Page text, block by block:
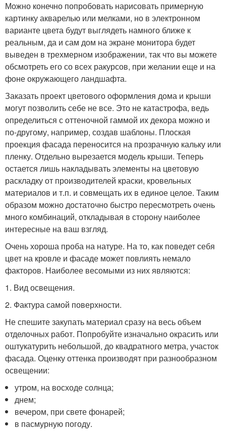
Можно конечно попробовать нарисовать примерную
картинку акварелью или мелками, но в электронном
варианте цвета будут выглядеть намного ближе к
реальным, да и сам дом на экране монитора будет
выведен в трехмерном изображении, так что вы можете
обсмотреть его со всех ракурсов, при желании еще и на
фоне окружающего ландшафта.
Заказать проект цветового оформления дома и крыши
могут позволить себе не все. Это не катастрофа, ведь
определиться с оттеночной гаммой их декора можно и
по-другому, например, создав шаблоны. Плоская
проекция фасада переносится на прозрачную кальку или
пленку. Отдельно вырезается модель крыши. Теперь
остается лишь накладывать элементы на цветовую
раскладку от производителей краски, кровельных
материалов и т.п. и совмещать их в единое целое. Таким
образом можно достаточно быстро пересмотреть очень
много комбинаций, откладывая в сторону наиболее
интересные на ваш взгляд.
Очень хороша проба на натуре. На то, как поведет себя
цвет на кровле и фасаде может повлиять немало
факторов. Наиболее весомыми из них являются:
1. Вид освещения.
2. Фактура самой поверхности.
Не спешите закупать материал сразу на весь объем
отделочных работ. Попробуйте изначально окрасить или
оштукатурить небольшой, до квадратного метра, участок
фасада. Оценку оттенка производят при разнообразном
освещении:
утром, на восходе солнца;
днем;
вечером, при свете фонарей;
в пасмурную погоду.